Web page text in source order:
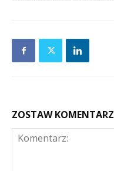
ZOSTAW KOMENTARZ